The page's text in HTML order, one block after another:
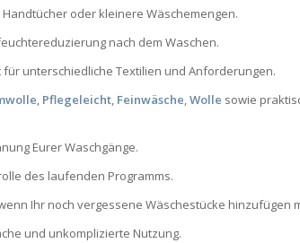
oder kleinere Wäschemengen.
nach dem Waschen.
für unterschiedliche Textilien und Anforderungen.
, Pflegeleicht, Feinwäsche,Wolle sowie
Eurer Waschgänge.
des laufenden Programms.
Ihr noch vergessene Wäschestücke hinzufügen
und unkomplizierte Nutzung.